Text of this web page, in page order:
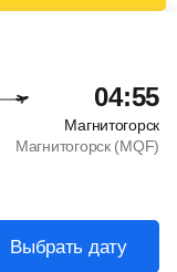
04:55
Магнитогорск
Магнитогорск (MQF)
Выбрать дату